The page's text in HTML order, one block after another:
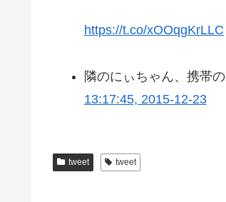
https://t.co/xOOqgKrLLC
隣のにぃちゃん、携帯
13:17:45, 2015-12-23
tweet tweet